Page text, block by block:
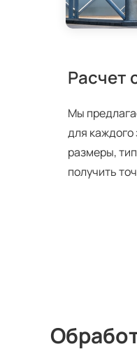
Расчет
Мы
для каждого
размеры,
получить